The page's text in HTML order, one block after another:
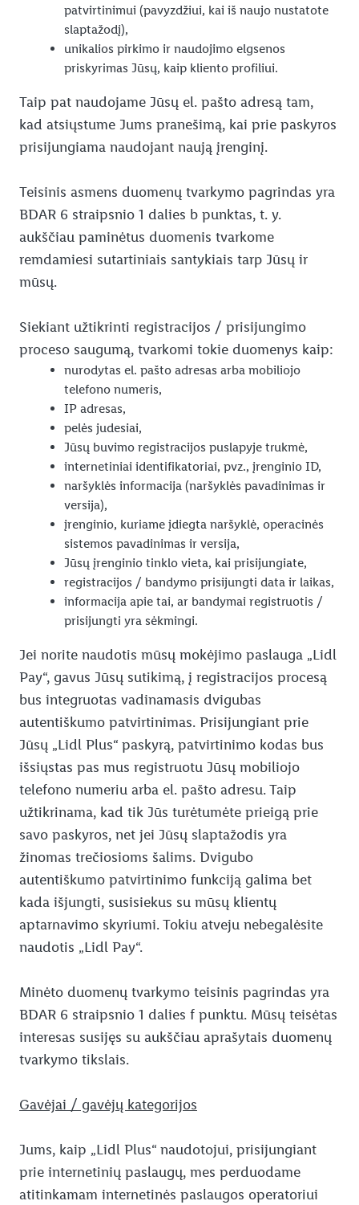
patvirtinimui (pavyzdžiui, kai iš naujo nustatote
slaptažodį),
unikalios pirkimo ir naudojimo elgsenos
priskyrimas Jūsų, kaip kliento profiliui.
Taip pat naudojame Jūsų el. pašto adresą tam,
kad atsiųstume Jums pranešimą, kai prie paskyros
prisijungiama naudojant naują įrenginį.
Teisinis asmens duomenų tvarkymo pagrindas yra
BDAR 6 straipsnio 1 dalies b punktas, t. y.
aukščiau paminėtus duomenis tvarkome
remdamiesi sutartiniais santykiais tarp Jūsų ir
mūsų.
Siekiant užtikrinti registracijos / prisijungimo
proceso saugumą, tvarkomi tokie duomenys kaip:
nurodytas el. pašto adresas arba mobiliojo
telefono numeris,
IP adresas,
pelės judesiai,
Jūsų buvimo registracijos puslapyje trukmė,
internetiniai identifikatoriai, pvz., įrenginio ID,
naršyklės informacija (naršyklės pavadinimas ir
versija),
įrenginio, kuriame įdiegta naršyklė, operacinės
sistemos pavadinimas ir versija,
Jūsų įrenginio tinklo vieta, kai prisijungiate,
registracijos / bandymo prisijungti data ir laikas,
informacija apie tai, ar bandymai registruotis /
prisijungti yra sėkmingi.
Jei norite naudotis mūsų mokėjimo paslauga „Lidl
Pay“, gavus Jūsų sutikimą, į registracijos procesą
bus integruotas vadinamasis dvigubas
autentiškumo patvirtinimas. Prisijungiant prie
Jūsų „Lidl Plus“ paskyrą, patvirtinimo kodas bus
išsiųstas pas mus registruotu Jūsų mobiliojo
telefono numeriu arba el. pašto adresu. Taip
užtikrinama, kad tik Jūs turėtumėte prieigą prie
savo paskyros, net jei Jūsų slaptažodis yra
žinomas trečiosioms šalims. Dvigubo
autentiškumo patvirtinimo funkciją galima bet
kada išjungti, susisiekus su mūsų klientų
aptarnavimo skyriumi. Tokiu atveju nebegalėsite
naudotis „Lidl Pay“.
Minėto duomenų tvarkymo teisinis pagrindas yra
BDAR 6 straipsnio 1 dalies f punktu. Mūsų teisėtas
interesas susijęs su aukščiau aprašytais duomenų
tvarkymo tikslais.
Gavėjai / gavėjų kategorijos
Jums, kaip „Lidl Plus“ naudotojui, prisijungiant
prie internetinių paslaugų, mes perduodame
atitinkamam internetinės paslaugos operatoriui